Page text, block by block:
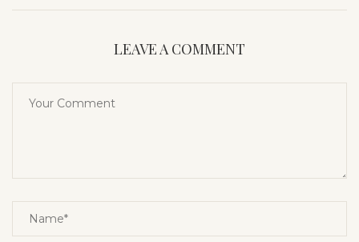
LEAVE A COMMENT